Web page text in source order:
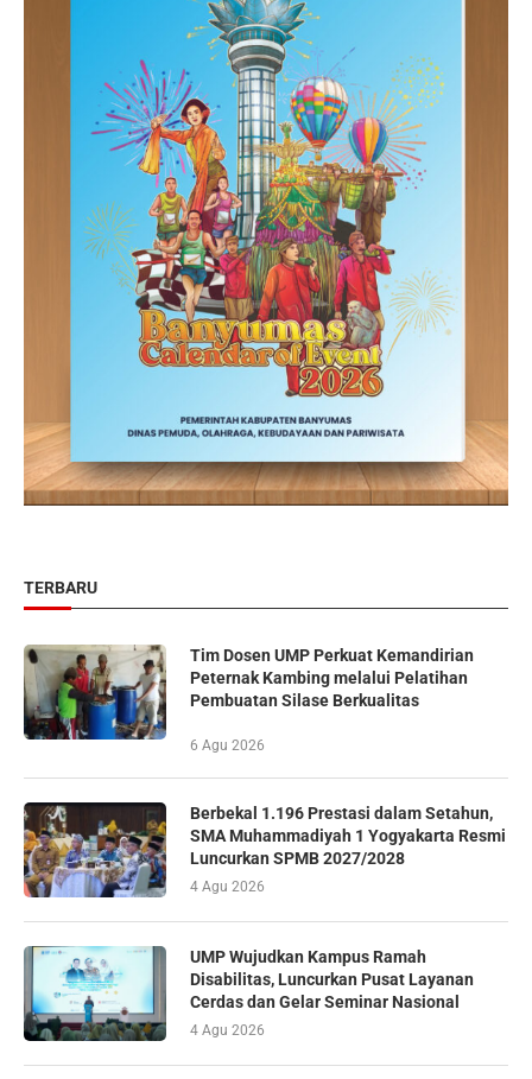
TERBARU
Tim Dosen UMP Perkuat Kemandirian
Peternak Kambing melalui Pelatihan
Pembuatan Silase Berkualitas
6 Agu 2026
Berbekal 1.196 Prestasi dalam Setahun,
SMA Muhammadiyah 1 Yogyakarta Resmi
Luncurkan SPMB 2027/2028
4 Agu 2026
UMP Wujudkan Kampus Ramah
Disabilitas, Luncurkan Pusat Layanan
Cerdas dan Gelar Seminar Nasional
4 Agu 2026